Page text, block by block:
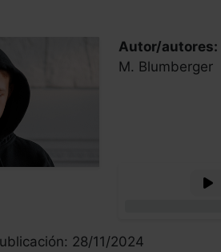
Autor/autores:
M. Blumberger
28/11/2024